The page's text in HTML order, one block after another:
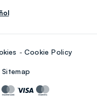
Cookie Policy
Sitemap